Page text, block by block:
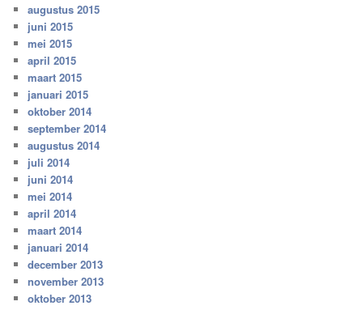
augustus 2015
juni 2015
mei 2015
april 2015
maart 2015
januari 2015
oktober 2014
september 2014
augustus 2014
juli 2014
juni 2014
mei 2014
april 2014
maart 2014
januari 2014
december 2013
november 2013
oktober 2013